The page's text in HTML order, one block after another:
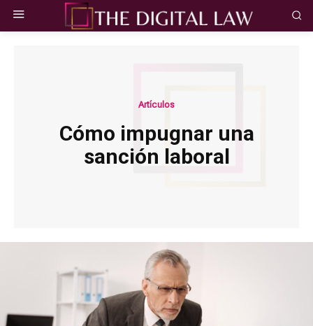
Artículos
Cómo impugnar una
sanción laboral